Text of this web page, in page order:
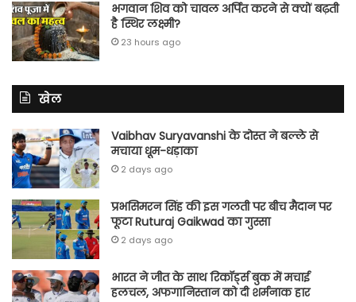
भगवान शिव को चावल अर्पित करने से क्यों बढ़ती
है स्थिर लक्ष्मी?
23 hours ago
खेल
Vaibhav Suryavanshi के दोस्त ने बल्ले से
मचाया धूम-धड़ाका
2 days ago
प्रभसिमरन सिंह की इस गलती पर बीच मैदान पर
फूटा Ruturaj Gaikwad का गुस्सा
2 days ago
भारत ने जीत के साथ रिकॉर्ड्स बुक में मचाई
हलचल, अफगानिस्तान को दी शर्मनाक हार